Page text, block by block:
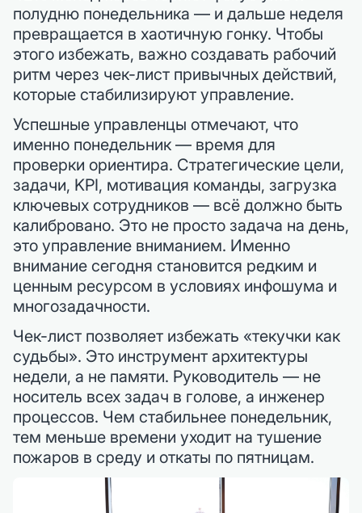
полудню понедельника — и дальше неделя
превращается в хаотичную гонку. Чтобы
этого избежать, важно создавать рабочий
ритм через чек-лист привычных действий,
которые стабилизируют управление.
Успешные управленцы отмечают, что
именно понедельник — время для
проверки ориентира. Стратегические цели,
задачи, KPI, мотивация команды, загрузка
ключевых сотрудников — всё должно быть
калибровано. Это не просто задача на день,
это управление вниманием. Именно
внимание сегодня становится редким и
ценным ресурсом в условиях инфошума и
многозадачности.
Чек-лист позволяет избежать «текучки как
судьбы». Это инструмент архитектуры
недели, а не памяти. Руководитель — не
носитель всех задач в голове, а инженер
процессов. Чем стабильнее понедельник,
тем меньше времени уходит на тушение
пожаров в среду и откаты по пятницам.